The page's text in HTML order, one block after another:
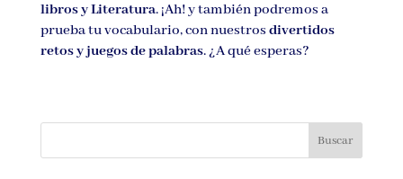
libros y Literatura. ¡Ah! y también podremos a
prueba tu vocabulario, con nuestros divertidos
retos y juegos de palabras. ¿A qué esperas?